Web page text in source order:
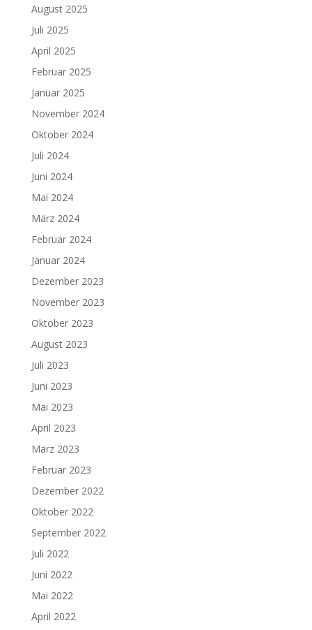
August 2025
Juli 2025
April 2025
Februar 2025
Januar 2025
November 2024
Oktober 2024
Juli 2024
Juni 2024
Mai 2024
März 2024
Februar 2024
Januar 2024
Dezember 2023
November 2023
Oktober 2023
August 2023
Juli 2023
Juni 2023
Mai 2023
April 2023
März 2023
Februar 2023
Dezember 2022
Oktober 2022
September 2022
Juli 2022
Juni 2022
Mai 2022
April 2022